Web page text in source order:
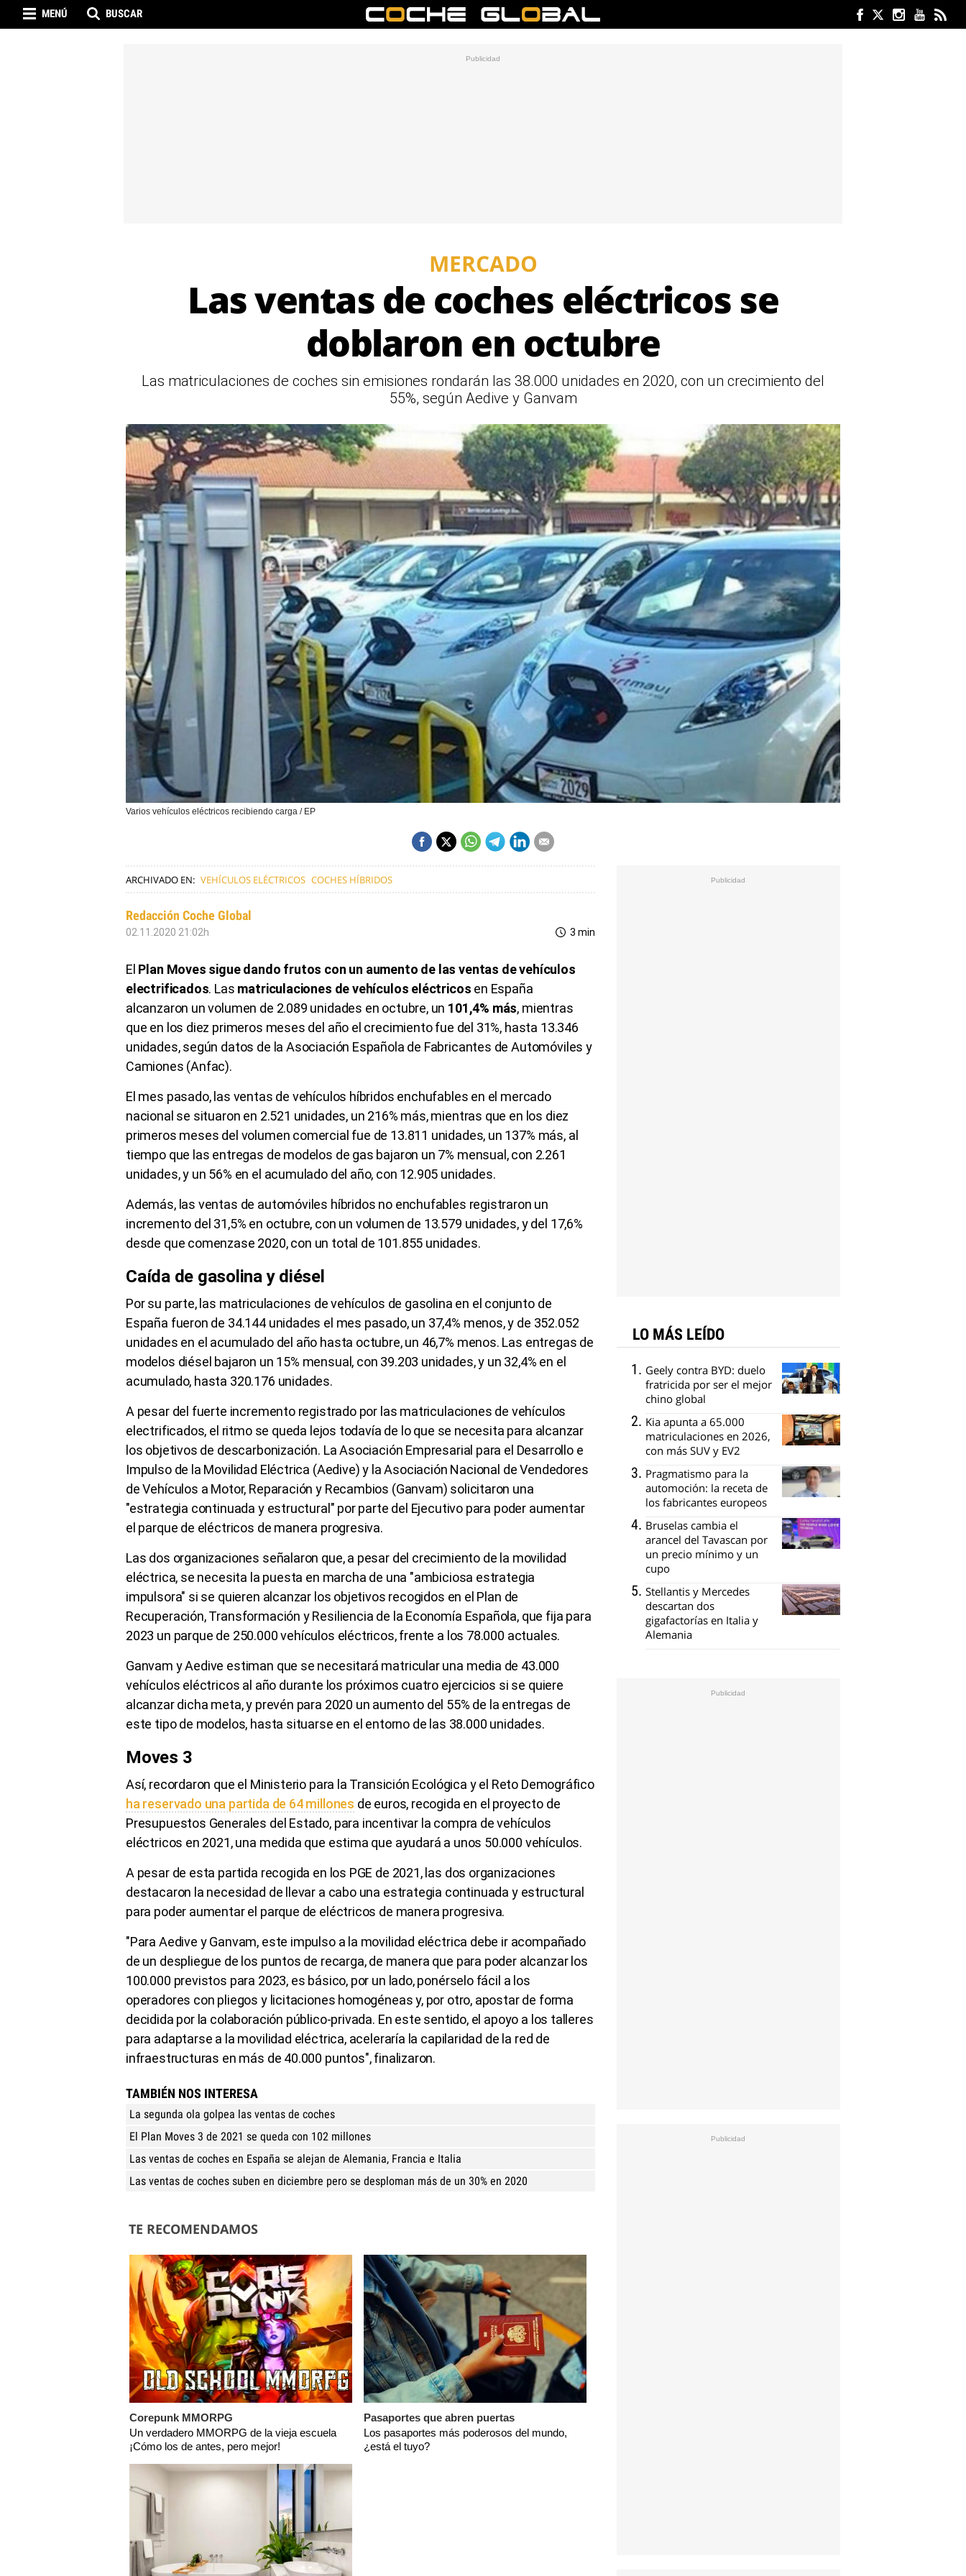
MENÚ BUSCAR
MERCADO
Las ventas de coches eléctricos se
doblaron en octubre
Las matriculaciones de coches sin emisiones rondarán las 38.000 unidades en 2020, con un crecimiento del
55%, según Aedive y Ganvam
Varios vehículos eléctricos recibiendo carga / EP
ARCHIVADO EN: VEHÍCULOS ELÉCTRICOS COCHES HÍBRIDOS
Redacción Coche Global
02.11.2020 21:02h 3 min
El Plan Moves sigue dando frutos con un aumento de las ventas de vehículos
electrificados. Las matriculaciones de vehículos eléctricos en España
alcanzaron un volumen de 2.089 unidades en octubre, un 101,4% más, mientras
que en los diez primeros meses del año el crecimiento fue del 31%, hasta 13.346
unidades, según datos de la Asociación Española de Fabricantes de Automóviles y
Camiones (Anfac).
El mes pasado, las ventas de vehículos híbridos enchufables en el mercado
nacional se situaron en 2.521 unidades, un 216% más, mientras que en los diez
primeros meses del volumen comercial fue de 13.811 unidades, un 137% más, al
tiempo que las entregas de modelos de gas bajaron un 7% mensual, con 2.261
unidades, y un 56% en el acumulado del año, con 12.905 unidades.
Además, las ventas de automóviles híbridos no enchufables registraron un
incremento del 31,5% en octubre, con un volumen de 13.579 unidades, y del 17,6%
desde que comenzase 2020, con un total de 101.855 unidades.
Caída de gasolina y diésel
Por su parte, las matriculaciones de vehículos de gasolina en el conjunto de
España fueron de 34.144 unidades el mes pasado, un 37,4% menos, y de 352.052
unidades en el acumulado del año hasta octubre, un 46,7% menos. Las entregas de
modelos diésel bajaron un 15% mensual, con 39.203 unidades, y un 32,4% en el
acumulado, hasta 320.176 unidades.
A pesar del fuerte incremento registrado por las matriculaciones de vehículos
electrificados, el ritmo se queda lejos todavía de lo que se necesita para alcanzar
los objetivos de descarbonización. La Asociación Empresarial para el Desarrollo e
Impulso de la Movilidad Eléctrica (Aedive) y la Asociación Nacional de Vendedores
de Vehículos a Motor, Reparación y Recambios (Ganvam) solicitaron una
"estrategia continuada y estructural" por parte del Ejecutivo para poder aumentar
el parque de eléctricos de manera progresiva.
Las dos organizaciones señalaron que, a pesar del crecimiento de la movilidad
eléctrica, se necesita la puesta en marcha de una "ambiciosa estrategia
impulsora" si se quieren alcanzar los objetivos recogidos en el Plan de
Recuperación, Transformación y Resiliencia de la Economía Española, que fija para
2023 un parque de 250.000 vehículos eléctricos, frente a los 78.000 actuales.
Ganvam y Aedive estiman que se necesitará matricular una media de 43.000
vehículos eléctricos al año durante los próximos cuatro ejercicios si se quiere
alcanzar dicha meta, y prevén para 2020 un aumento del 55% de la entregas de
este tipo de modelos, hasta situarse en el entorno de las 38.000 unidades.
Moves 3
Así, recordaron que el Ministerio para la Transición Ecológica y el Reto Demográfico
ha reservado una partida de 64 millones de euros, recogida en el proyecto de
Presupuestos Generales del Estado, para incentivar la compra de vehículos
eléctricos en 2021, una medida que estima que ayudará a unos 50.000 vehículos.
A pesar de esta partida recogida en los PGE de 2021, las dos organizaciones
destacaron la necesidad de llevar a cabo una estrategia continuada y estructural
para poder aumentar el parque de eléctricos de manera progresiva.
"Para Aedive y Ganvam, este impulso a la movilidad eléctrica debe ir acompañado
de un despliegue de los puntos de recarga, de manera que para poder alcanzar los
100.000 previstos para 2023, es básico, por un lado, ponérselo fácil a los
operadores con pliegos y licitaciones homogéneas y, por otro, apostar de forma
decidida por la colaboración público-privada. En este sentido, el apoyo a los talleres
para adaptarse a la movilidad eléctrica, aceleraría la capilaridad de la red de
infraestructuras en más de 40.000 puntos", finalizaron.
TAMBIÉN NOS INTERESA
La segunda ola golpea las ventas de coches
El Plan Moves 3 de 2021 se queda con 102 millones
Las ventas de coches en España se alejan de Alemania, Francia e Italia
Las ventas de coches suben en diciembre pero se desploman más de un 30% en 2020
TE RECOMENDAMOS
Corepunk MMORPG
Un verdadero MMORPG de la vieja escuela
¡Cómo los de antes, pero mejor!
Pasaportes que abren puertas
Los pasaportes más poderosos del mundo,
¿está el tuyo?
LO MÁS LEÍDO
Geely contra BYD: duelo
fratricida por ser el mejor
chino global
Kia apunta a 65.000
matriculaciones en 2026,
con más SUV y EV2
Pragmatismo para la
automoción: la receta de
los fabricantes europeos
Bruselas cambia el
arancel del Tavascan por
un precio mínimo y un
cupo
Stellantis y Mercedes
descartan dos
gigafactorías en Italia y
Alemania